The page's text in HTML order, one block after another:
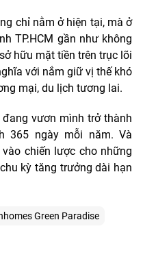
chỉ nằm ở hiện tại, mà ở
TP.HCM gần như không
hữu mặt tiền trên trục lõi
với nắm giữ vị thế khó
mại, du lịch tương lai.
đang vươn mình trở thành
365 ngày mỗi năm. Và
chiến lược cho những
kỳ tăng trưởng dài hạn
Green Paradise